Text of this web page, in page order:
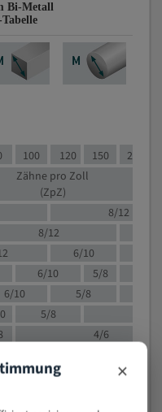
Bi-Metall
100 120 150 200
Zähne pro Zoll
(ZpZ)
8/12
8/12
6/10
6/10
5/8
6/10
5/8
5/8
4/6
4/5
×